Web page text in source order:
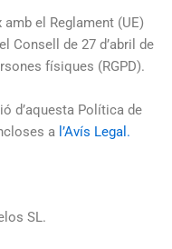
el Reglament (UE)
Consell de 27 d’abril de
físiques (RGPD).
d’aquesta Política de
a l’Avís Legal.
SL.